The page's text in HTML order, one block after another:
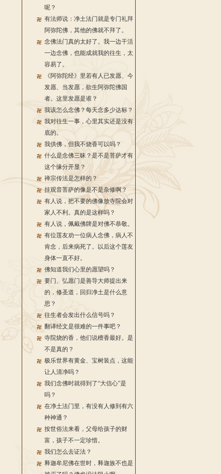
呢？
有法师说：净土法门就是专门礼拜
阿弥陀佛，其他的佛就不拜了。
念佛法门真的太好了。我一边干活
一边念佛，也能成就我的往生，太
容易了。
《阿弥陀经》里若有人已发愿、今
发愿、当发愿，欲生阿弥陀佛国
者。这里发愿是谁？
我该怎么念佛？每天念多少达标？
我对往生一事，心里其实还是没有
底的。
我供佛，但我不烧香可以吗？
什么是念佛三昧？是不是菩萨才有
这个缘分开显？
禅宗传法是怎样的？
挂观音菩萨的像是不是杂修啊？
有人说，把不要的佛像放寺院会对
家人不利。真的是这样吗？
有人说，佩戴佛牌是对佛不恭敬。
有位莲友劝一位病人念佛，病人不
肯念，后来病死了。以后这个莲友
身体一直不好。
佛知道我们心里的愿望吗？
要门、弘愿门是善导大师提出来
的，修圣道，回归净土是什么意
思？
往生者会发出什么信号吗？
翻译经文是很难的一件事吧？
寺院烧的香，他们说檀香最好。是
不是真的？
极乐世界有黄金、宝树装点，这能
让人清净吗？
我们念佛时就得到了“大信心”是
吗？
在净土法门里，有没有人修到有六
种神通？
按世俗法来看，父母给孩子的财
富，孩子不一定珍惜。
我们怎么去证法？
释迦牟尼佛在世时，释迦族不也是